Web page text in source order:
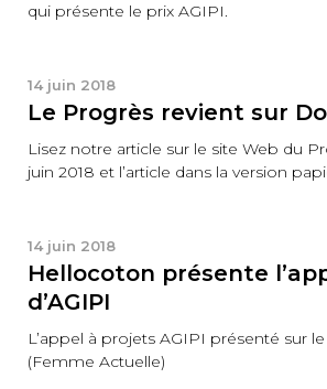
qui présente le prix AGIPI.
14 juin 2018
Le Progrès revient sur
Lisez notre article sur le site Web du
juin 2018 et l’article dans la version
14 juin 2018
Hellocoton présente
d’AGIPI
L’appel à projets AGIPI présenté sur
(Femme Actuelle)